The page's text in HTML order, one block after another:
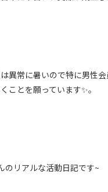
異常に暑いので特に男性
ことを願っています✨。
のリアルな活動日記です~